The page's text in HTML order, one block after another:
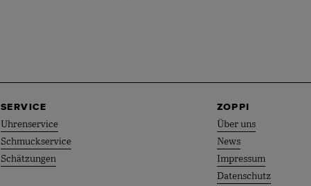
SERVICE
Uhrenservice
Schmuckservice
Schätzungen
ZOPPI
Über uns
News
Impressum
Datenschutz